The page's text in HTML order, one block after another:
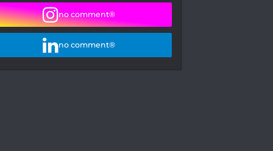
no comment®
no comment®